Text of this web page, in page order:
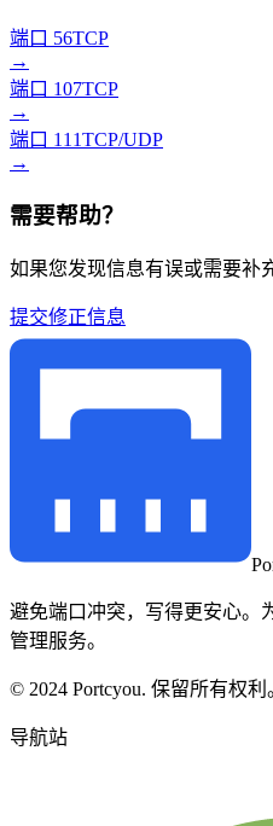
端口 56TCP
→
端口 107TCP
→
端口 111TCP/UDP
→
需要帮助？
如果您发现信息有误或需要补
提交修正信息
避免端口冲突，写得更安心。
管理服务。
© 2024 Portcyou. 保留所有权利
导航站